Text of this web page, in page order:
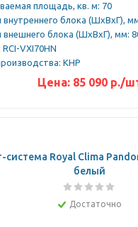
площадь, кв. м: 70
блока (ШхВхГ),
блока (ШхВхГ), мм:
VXI70HN
КНР
Цена: 85 090р./
система Royal Clima
белый
Достаточно